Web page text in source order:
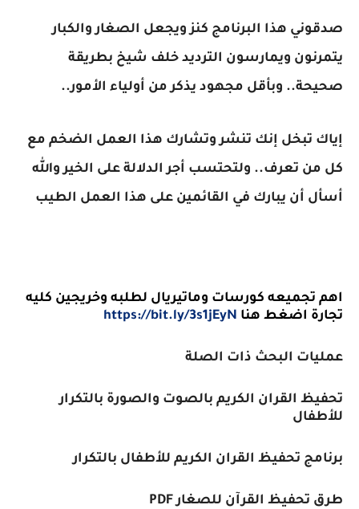
صدقوني هذا البرنامج كنز ويجعل الصغار والكبار
يتمرنون ويمارسون الترديد خلف شيخ بطريقة
صحيحة.. وبأقل مجهود يذكر من أولياء الأمور..
إياك تبخل إنك تنشر وتشارك هذا العمل الضخم مع
كل من تعرف.. ولتحتسب أجر الدلالة على الخير والله
أسأل أن يبارك في القائمين على هذا العمل الطيب
اهم تجميعه كورسات وماتيريال لطلبه وخريجين كليه
تجارة اضغط هنا https://bit.ly/3s1jEyN
عمليات البحث ذات الصلة
تحفيظ القران الكريم بالصوت والصورة بالتكرار
للأطفال
برنامج تحفيظ القران الكريم للأطفال بالتكرار
طرق تحفيظ القرآن للصغار PDF